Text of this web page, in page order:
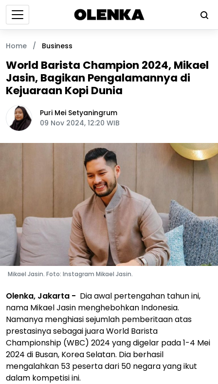
Home / Business
World Barista Champion 2024, Mikael
Jasin, Bagikan Pengalamannya di
Kejuaraan Kopi Dunia
Puri Mei Setyaningrum
09 Nov 2024, 12:20 WIB
Mikael Jasin. Foto: Instagram Mikael Jasin.
Olenka, Jakarta - Dia awal pertengahan tahun ini,
nama Mikael Jasin menghebohkan Indonesia.
Namanya menghiasi sejumlah pemberitaan atas
prestasinya sebagai juara World Barista
Championship (WBC) 2024 yang digelar pada 1-4 Mei
2024 di Busan, Korea Selatan. Dia berhasil
mengalahkan 53 peserta dari 50 negara yang ikut
dalam kompetisi ini.